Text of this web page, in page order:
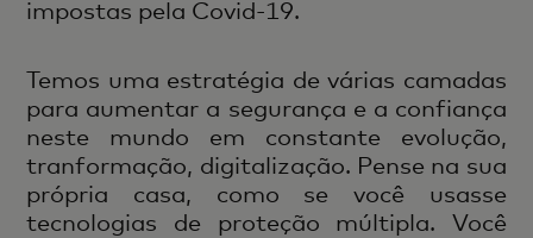
impostas pela Covid-19.
Temos uma estratégia de várias camadas
para aumentar a segurança e a confiança
neste mundo em constante evolução,
tranformação, digitalização. Pense na sua
própria casa, como se você usasse
tecnologias de proteção múltipla. Você